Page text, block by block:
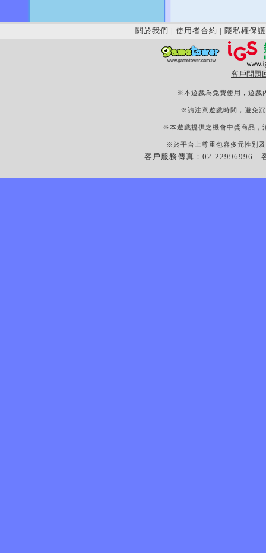
關於我們 | 使用者合約 | 隱私權保護
客戶問題
※本遊戲為免費使用，遊戲
※請注意遊戲時間，避免
※本遊戲提供之機會中獎商品，
※於平台上尊重包容多元性別
客戶服務傳真：02-22996996